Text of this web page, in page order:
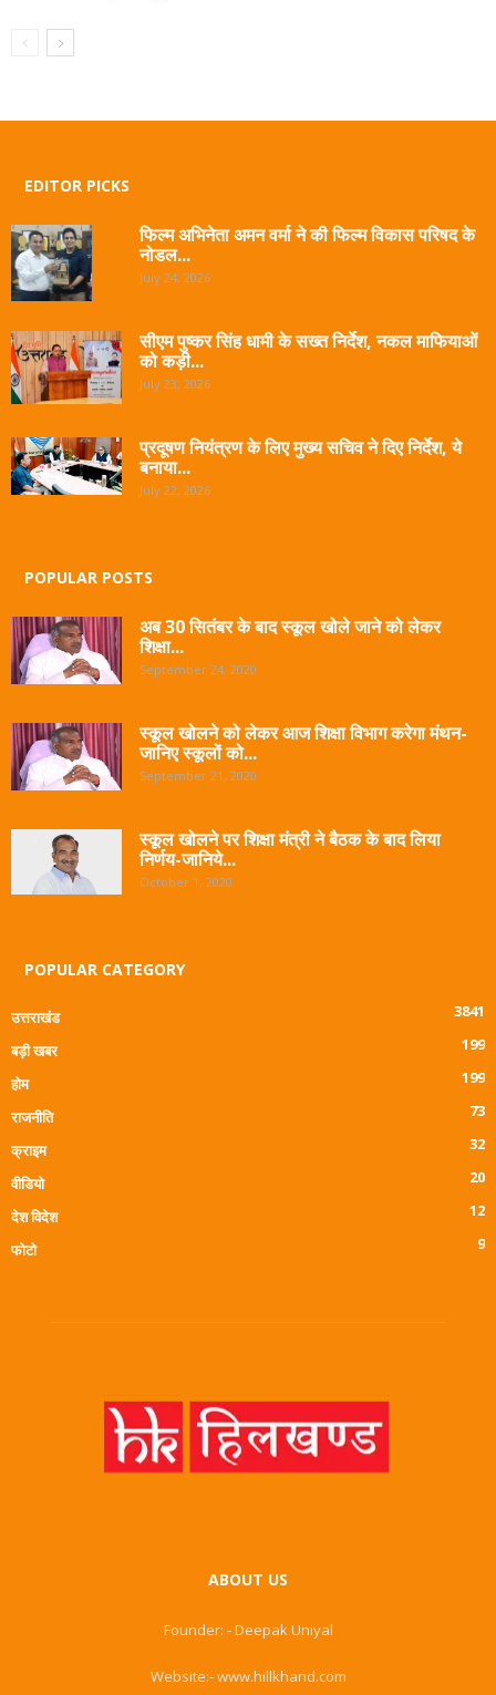
EDITOR PICKS
फिल्म अभिनेता अमन वर्मा ने की फिल्म विकास परिषद के
नोडल...
July 24, 2026
सीएम पुष्कर सिंह धामी के सख्त निर्देश, नकल माफियाओं
को कड़ी...
July 23, 2026
प्रदूषण नियंत्रण के लिए मुख्य सचिव ने दिए निर्देश, ये
बनाया...
July 22, 2026
POPULAR POSTS
अब 30 सितंबर के बाद स्कूल खोले जाने को लेकर
शिक्षा...
September 24, 2020
स्कूल खोलने को लेकर आज शिक्षा विभाग करेगा मंथन-
जानिए स्कूलों को...
September 21, 2020
स्कूल खोलने पर शिक्षा मंत्री ने बैठक के बाद लिया
निर्णय-जानिये...
October 1, 2020
POPULAR CATEGORY
उत्तराखंड
3841
बड़ी खबर
199
होम
199
राजनीति
73
क्राइम
32
वीडियो
20
देश विदेश
12
फोटो
9
ABOUT US
Founder: - Deepak Uniyal
Website:- www.hillkhand.com